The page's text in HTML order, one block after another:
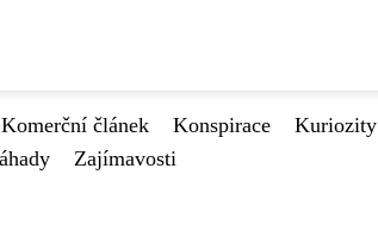
Komerční článek Konspirace Kuriozity
Zajímavosti